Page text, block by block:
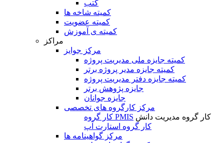
کتب
کمیته شاخه ها
کمیته عضویت
کمیته ی آموزش
مراکز
مرکز جوایز
کمیته جایزه ملی مدیریت پروژه
کمیته جایزه مدیر پروژه برتر
کمیته جایزه دفتر مدیریت پروژه
جایزه پژوهش برتر
جایزه جوانان
مرکز کارگروه های تخصصی
کار گروه PMIS کار گروه مدیریت دانش
کار گروه استارت آپ
مرکز گواهینامه ها